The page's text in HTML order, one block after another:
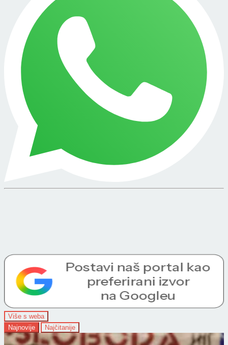
Više s weba
Najnovije
Najčitanije